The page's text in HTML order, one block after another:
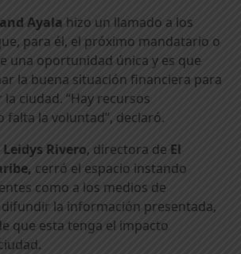
Ayala hizo un llamado a los
para él, el próximo mandatario o
una oportunidad única y es que
la buena situación financiera para
ciudad. “Hay recursos
falta la voluntad”, declaró.
Leidys Rivero, directora de El
cerró el espacio instando
como a los medios de
la información presentada,
que esta tenga el impacto